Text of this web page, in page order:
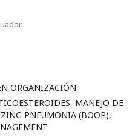
ORGANIZACIÓN
MANEJO DE
PNEUMONIA (BOOP),